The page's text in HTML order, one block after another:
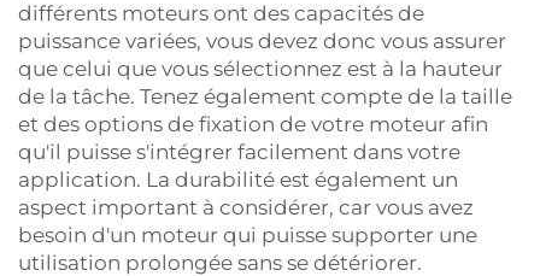
différents moteurs ont des capacités de
puissance variées, vous devez donc vous assurer
que celui que vous sélectionnez est à la hauteur
de la tâche. Tenez également compte de la taille
et des options de fixation de votre moteur afin
qu'il puisse s'intégrer facilement dans votre
application. La durabilité est également un
aspect important à considérer, car vous avez
besoin d'un moteur qui puisse supporter une
utilisation prolongée sans se détériorer.